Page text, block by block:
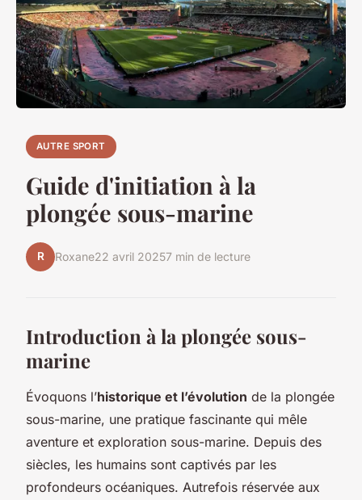
AUTRE SPORT
Guide d'initiation à la
plongée sous-marine
R Roxane22 avril 20257 min de lecture
Introduction à la plongée sous-
marine
Évoquons l’historique et l’évolution de la plongée
sous-marine, une pratique fascinante qui mêle
aventure et exploration sous-marine. Depuis des
siècles, les humains sont captivés par les
profondeurs océaniques. Autrefois réservée aux